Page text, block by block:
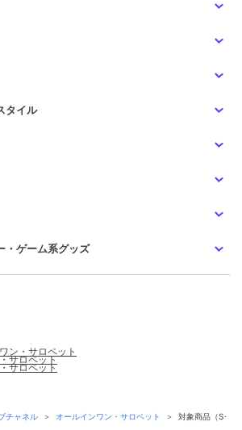
タイル
・ゲーム系グッズ
ン・サロペット
サロペット
サロペット
チャネル ＞ オールインワン・サロペット ＞
対象商品（S･